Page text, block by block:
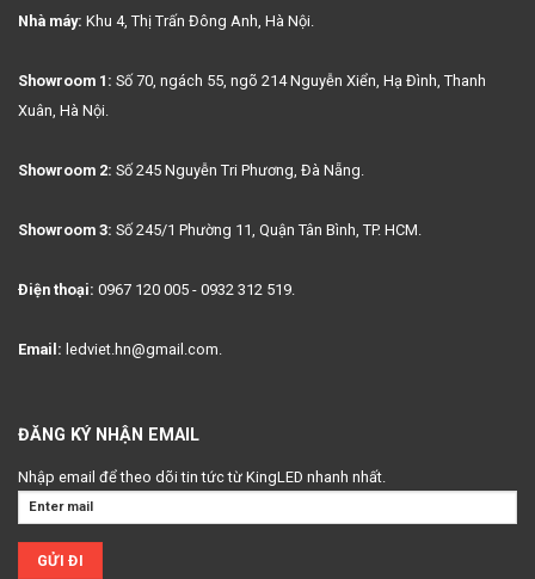
Nhà máy: Khu 4, Thị Trấn Đông Anh, Hà Nội.
Showroom 1: Số 70, ngách 55, ngõ 214 Nguyễn Xiển, Hạ Đình, Thanh
Xuân, Hà Nội.
Showroom 2: Số 245 Nguyễn Tri Phương, Đà Nẵng.
Showroom 3: Số 245/1 Phường 11, Quận Tân Bình, TP. HCM.
Điện thoại: 0967 120 005 - 0932 312 519.
Email: ledviet.hn@gmail.com.
ĐĂNG KÝ NHẬN EMAIL
Nhập email để theo dõi tin tức từ KingLED nhanh nhất.